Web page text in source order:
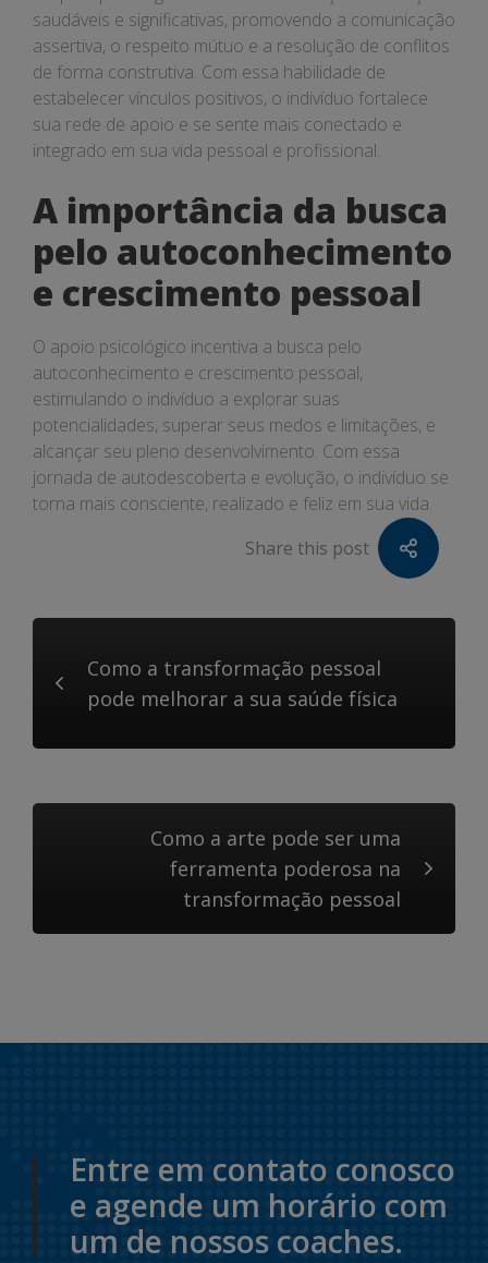
saudáveis e significativas, promovendo a comunicação
assertiva, o respeito mútuo e a resolução de conflitos
de forma construtiva. Com essa habilidade de
estabelecer vínculos positivos, o indivíduo fortalece
sua rede de apoio e se sente mais conectado e
integrado em sua vida pessoal e profissional.
A importância da busca
pelo autoconhecimento
e crescimento pessoal
O apoio psicológico incentiva a busca pelo
autoconhecimento e crescimento pessoal,
estimulando o indivíduo a explorar suas
potencialidades, superar seus medos e limitações, e
alcançar seu pleno desenvolvimento. Com essa
jornada de autodescoberta e evolução, o indivíduo se
torna mais consciente, realizado e feliz em sua vida.
Share this post
Como a transformação pessoal
pode melhorar a sua saúde física
Como a arte pode ser uma
ferramenta poderosa na
transformação pessoal
Entre em contato conosco
e agende um horário com
um de nossos coaches.